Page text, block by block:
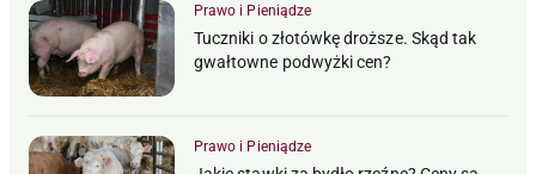
Prawo i Pieniądze
Tuczniki o złotówkę droższe. Skąd tak
gwałtowne podwyżki cen?
Prawo i Pieniądze